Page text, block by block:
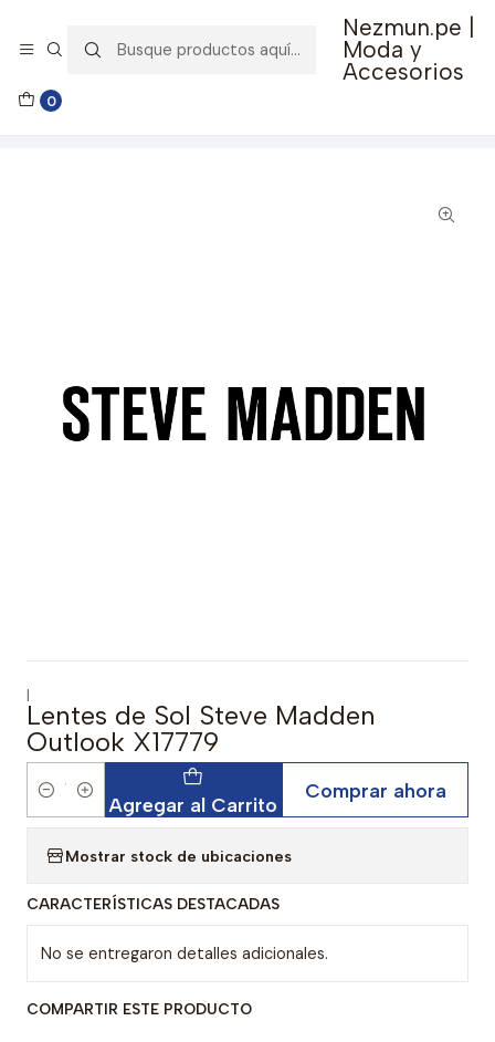
Nezmun.pe |
Moda y
Accesorios
0
🚚 Envío GRATIS por compras mayores a S/ 150
|
Lentes de Sol Steve Madden
Outlook X17779
Cantidad Agregar al Carrito
Comprar ahora
Mostrar stock de ubicaciones
CARACTERÍSTICAS DESTACADAS
No se entregaron detalles adicionales.
COMPARTIR ESTE PRODUCTO